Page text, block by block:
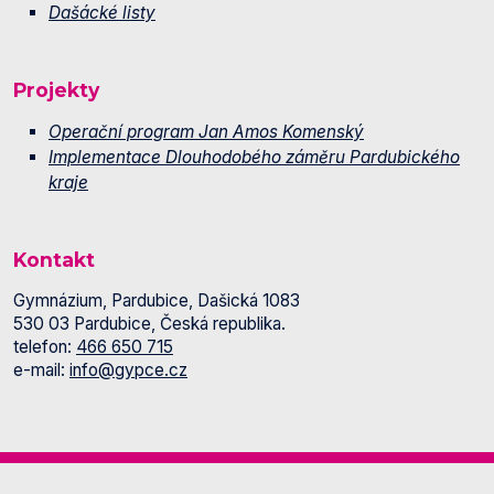
Dašácké listy
Projekty
Operační program Jan Amos Komenský
Implementace Dlouhodobého záměru Pardubického
kraje
Kontakt
Gymnázium, Pardubice, Dašická 1083
530 03 Pardubice, Česká republika.
telefon: 466 650 715
e-mail: info@gypce.cz